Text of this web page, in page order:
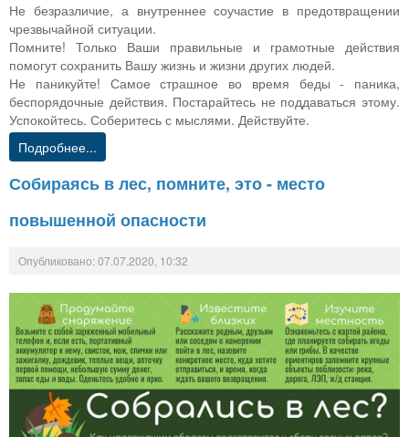
Не безразличие, а внутреннее соучастие в предотвращении
чрезвычайной ситуации.
Помните! Только Ваши правильные и грамотные действия
помогут сохранить Вашу жизнь и жизни других людей.
Не паникуйте! Самое страшное во время беды - паника,
беспорядочные действия. Постарайтесь не поддаваться этому.
Успокойтесь. Соберитесь с мыслями. Действуйте.
Подробнее...
Собираясь в лес, помните, это - место
повышенной опасности
Опубликовано: 07.07.2020, 10:32